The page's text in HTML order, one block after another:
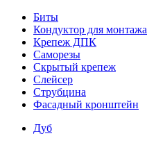
Биты
Кондуктор для монтажа
Крепеж ДПК
Саморезы
Скрытый крепеж
Слейсер
Струбцина
Фасадный кронштейн
Дуб